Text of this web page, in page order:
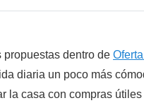
dentro de
diaria un poco más
la casa con compras útiles